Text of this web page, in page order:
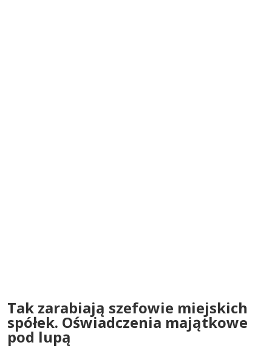
Tak zarabiają szefowie miejskich
spółek. Oświadczenia majątkowe
pod lupą